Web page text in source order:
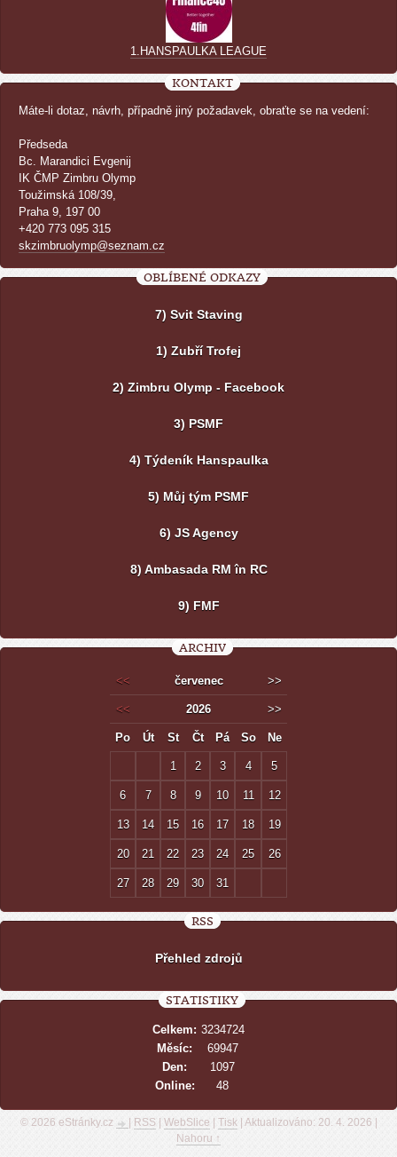
1.HANSPAULKA LEAGUE
KONTAKT
Máte-li dotaz, návrh, případně jiný požadavek, obraťte se na vedení:
Předseda
Bc. Marandici Evgenij
IK ČMP Zimbru Olymp
Toužimská 108/39,
Praha 9, 197 00
+420 773 095 315
skzimbruolymp@seznam.cz
OBLÍBENÉ ODKAZY
7) Svit Staving
1) Zubří Trofej
2) Zimbru Olymp - Facebook
3) PSMF
4) Týdeník Hanspaulka
5) Můj tým PSMF
6) JS Agency
8) Ambasada RM în RC
9) FMF
ARCHIV
<< červenec >>
<< 2026 >>
Po Út St Čt Pá So Ne
1 2 3 4 5
6 7 8 9 10 11 12
13 14 15 16 17 18 19
20 21 22 23 24 25 26
27 28 29 30 31
RSS
Přehled zdrojů
STATISTIKY
Online: 48
Celkem: 3234724
Měsíc:
69947
Den:
1097
© 2026 eStránky.cz RSS| WebSlice Tisk| Aktualizováno: 20. 4. 2026
Nahoru ↑